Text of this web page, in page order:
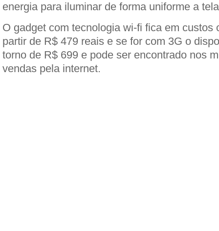
energia para iluminar de forma uniforme a
O gadget com tecnologia wi-fi fica em custos
partir de R$ 479 reais e se for com 3G o
torno de R$ 699 e pode ser encontrado nos
vendas pela internet.